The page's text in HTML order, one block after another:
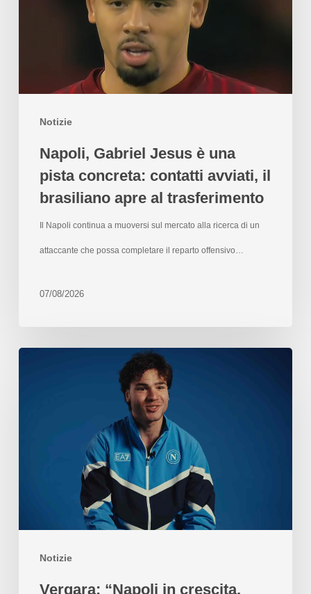
Notizie
Napoli, Gabriel Jesus è una
pista concreta: contatti avviati, il
brasiliano apre al trasferimento
Il Napoli continua a muoversi sul mercato alla ricerca di un
attaccante che possa completare il reparto offensivo…
07/08/2026
Notizie
Vergara: “Napoli in crescita,